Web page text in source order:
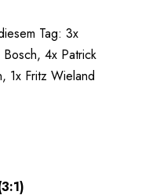
Tag: 3x
4x Patrick
1x Fritz Wieland